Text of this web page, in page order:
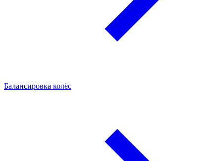
Балансировка колёс